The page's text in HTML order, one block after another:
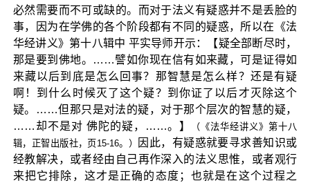
必然需要而不可或缺的。而对于法义有疑惑并不是丢脸的
事，因为在学佛的各个阶段都有不同的疑惑，所以在《法
华经讲义》第十八辑中 平实导师开示：【疑全部断尽时，
那是要到佛地。……譬如你现在信有如来藏，可是证得如
来藏以后到底是怎么回事？那智慧是怎么样？还是有疑
啊！到什么时候灭了这个疑？到你证了以后才灭除这个
疑。……但那只是对法的疑，对于那个层次的智慧的疑，
……却不是对 佛陀的疑，……。】
（《法华经讲义》第十八
辑，正智出版社，页15-16。）
因此，有疑惑就要寻求善知识或
经教解决，或者经由自己再作深入的法义思惟，或者观行
来把它排除，这才是正确的态度；也就是在这个过程之